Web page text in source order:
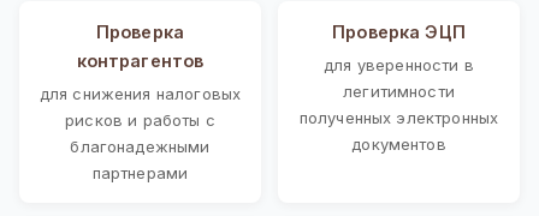
Проверка
контрагентов
для снижения налоговых
рисков и работы с
благонадежными
партнерами
Проверка ЭЦП
для уверенности в
легитимности
полученных электронных
документов